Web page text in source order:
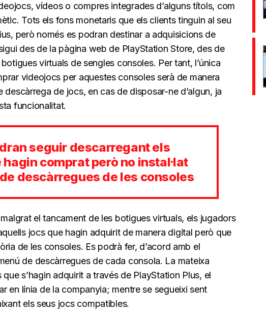
vídeos o compres integrades d’alguns títols, com
Tots els fons monetaris que els clients tinguin al seu
però només es podran destinar a adquisicions de
des de la pàgina web de PlayStation Store, des de
virtuals de sengles consoles. Per tant, l’única
videojocs per aquestes consoles serà de manera
de jocs, en cas de disposar-ne d’algun, ja
funcionalitat.
seguir descarregant els
comprat però no instal·lat
descàrregues de les consoles
el tancament de les botigues virtuals, els jugadors
jocs que hagin adquirit de manera digital però que
de les consoles. Es podrà fer, d’acord amb el
de descàrregues de cada consola. La mateixa
que s’hagin adquirit a través de PlayStation Plus, el
en línia de la companyia; mentre se segueixi sent
els seus jocs compatibles.